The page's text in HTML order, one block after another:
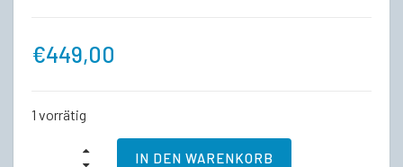
€449,00
1 vorrätig
IN DEN WARENKORB